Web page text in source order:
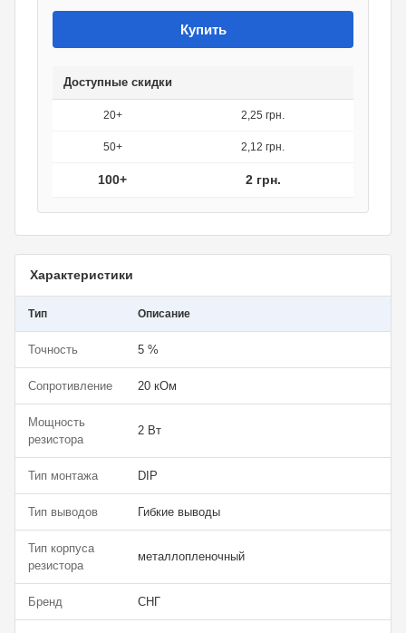
Купить
Доступные скидки
20+ 2,25 грн.
50+ 2,12 грн.
100+ 2 грн.
Характеристики
Тип Описание
Точность 5 %
Сопротивление 20 кОм
Мощность
резистора
2 Вт
Тип монтажа DIP
Тип выводов Гибкие выводы
Тип корпуса
резистора
металлопленочный
Бренд СНГ